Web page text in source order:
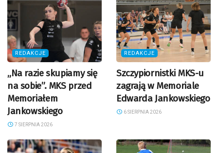
REDAKCJE
„Na razie skupiamy się
na sobie”. MKS przed
Memoriałem
Jankowskiego
7 SIERPNIA 2026
REDAKCJE
Szczypiornistki MKS-u
zagrają w Memoriale
Edwarda Jankowskiego
6 SIERPNIA 2026